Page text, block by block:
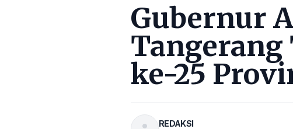
Gubernur
Tangerang
ke-25
REDAKSI